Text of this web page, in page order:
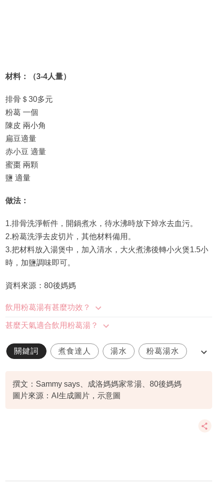
材料：（3-4人量）
排骨＄30多元
粉葛 一個
陳皮 兩小角
扁豆適量
赤小豆 適量
蜜棗 兩顆
鹽 適量
做法：
1.排骨洗淨斬件，開鍋煮水，待水沸時放下焯水去血污。
2.粉葛洗淨去皮切片，其他材料備用。
3.把材料放入湯煲中，加入清水，大火煮沸後轉小火煲1.5小
時，加鹽調味即可。
資料來源：80後媽媽
飲用粉葛湯有甚麼功效？
甚麼天氣適合飲用粉葛湯？
關鍵詞 煮食達人 湯水 粉葛湯水
撰文：Sammy says、成洛媽媽家常湯、80後媽媽
圖片來源：AI生成圖片，示意圖